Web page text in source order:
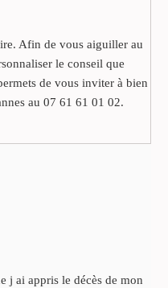
Afin de vous aiguiller au
le conseil que
de vous inviter à bien
au 07 61 61 01 02.
j ai appris le décès de mon